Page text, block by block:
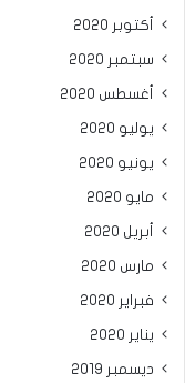
أكتوبر 2020
سبتمبر 2020
أغسطس 2020
يوليو 2020
يونيو 2020
مايو 2020
أبريل 2020
مارس 2020
فبراير 2020
يناير 2020
ديسمبر 2019